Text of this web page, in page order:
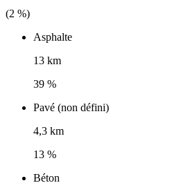
(2 %)
Asphalte
13 km
39 %
Pavé (non défini)
4,3 km
13 %
Béton